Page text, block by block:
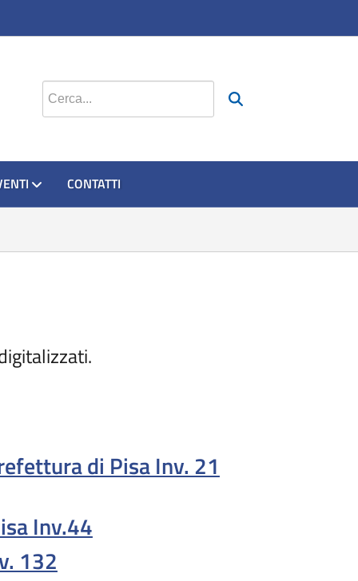
CONTATTI
di Pisa Inv. 21
Inv.44
132